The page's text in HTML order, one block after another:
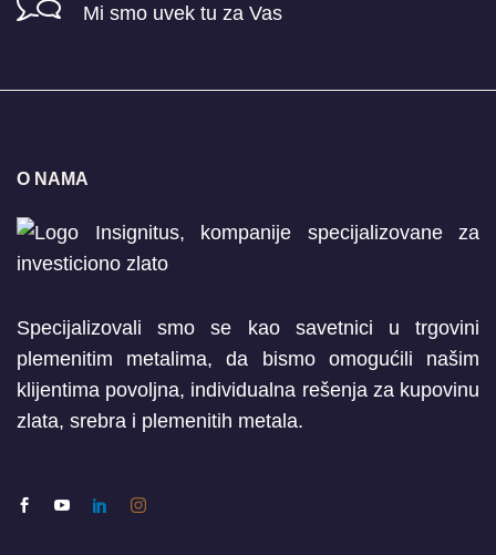
Mi smo uvek tu za Vas
O NAMA
Specijalizovali smo se kao savetnici u trgovini
plemenitim metalima, da bismo omogućili našim
klijentima povoljna, individualna rešenja za kupovinu
zlata, srebra i plemenitih metala.